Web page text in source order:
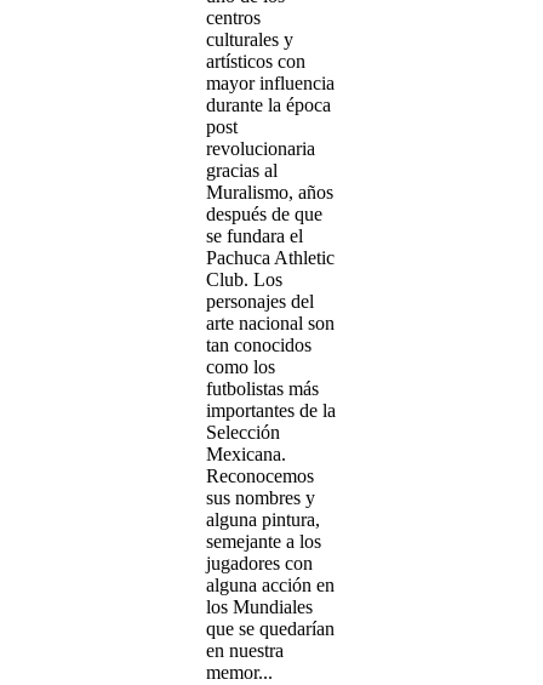
centros
culturales y
artísticos con
mayor influencia
durante la época
post
revolucionaria
gracias al
Muralismo, años
después de que
se fundara el
Pachuca Athletic
Club. Los
personajes del
arte nacional son
tan conocidos
como los
futbolistas más
importantes de la
Selección
Mexicana.
Reconocemos
sus nombres y
alguna pintura,
semejante a los
jugadores con
alguna acción en
los Mundiales
que se quedarían
en nuestra
memor...